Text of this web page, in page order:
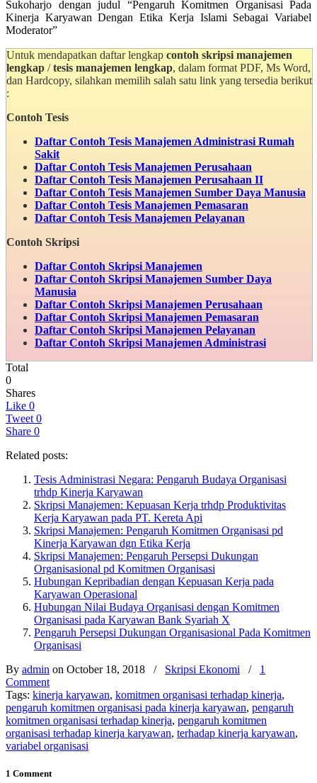
Sukoharjo dengan judul “Pengaruh Komitmen Organisasi Pada
Kinerja Karyawan Dengan Etika Kerja Islami Sebagai Variabel
Moderator”
Untuk mendapatkan daftar lengkap contoh skripsi manajemen
lengkap /tesis manajemen lengkap, dalam format PDF, Ms Word,
dan Hardcopy, silahkan memilih salah satu link yang tersedia berikut
:
Contoh Tesis
Daftar Contoh Tesis Manajemen Administrasi Rumah
Sakit
Daftar Contoh Tesis Manajemen Perusahaan
Daftar Contoh Tesis Manajemen Perusahaan II
Daftar Contoh Tesis Manajemen Sumber Daya Manusia
Daftar Contoh Tesis Manajemen Pemasaran
Daftar Contoh Tesis Manajemen Pelayanan
Contoh Skripsi
Daftar Contoh Skripsi Manajemen
Daftar Contoh Skripsi Manajemen Sumber Daya
Manusia
Daftar Contoh Skripsi Manajemen Perusahaan
Daftar Contoh Skripsi Manajemen Pemasaran
Daftar Contoh Skripsi Manajemen Pelayanan
Daftar Contoh Skripsi Manajemen Administrasi
Total
0
Shares
Like 0
Tweet 0
Share 0
Related posts:
Tesis Administrasi Negara: Pengaruh Budaya Organisasi
trhdp Kinerja Karyawan
Skripsi Manajemen: Kepuasan Kerja trhdp Produktivitas
Kerja Karyawan pada PT. Kereta Api
Skripsi Manajemen: Pengaruh Komitmen Organisasi pd
Kinerja Karyawan dgn Etika Kerja
Skripsi Manajemen: Pengaruh Persepsi Dukungan
Organisasional pd Komitmen Organisasi
Hubungan Kepribadian dengan Kepuasan Kerja pada
Karyawan Operasional
Hubungan Nilai Budaya Organisasi dengan Komitmen
Organisasi pada Karyawan Bank Syariah X
Pengaruh Persepsi Dukungan Organisasional Pada Komitmen
Organisasi
By admin on October 18, 2018 / Skripsi Ekonomi / 1
Comment
Tags: kinerja karyawan, komitmen organisasi terhadap kinerja,
pengaruh komitmen organisasi pada kinerja karyawan, pengaruh
komitmen organisasi terhadap kinerja, pengaruh komitmen
organisasi terhadap kinerja karyawan, terhadap kinerja karyawan,
variabel organisasi
1 Comment